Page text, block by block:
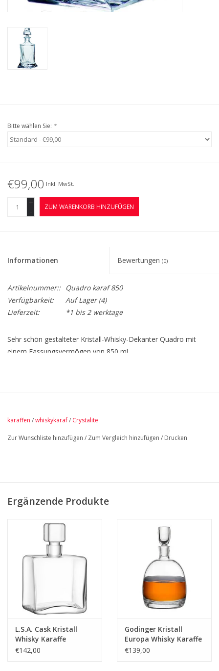
Bitte wählen Sie: *
€99,00 Inkl. MwSt.
+
-
ZUM WARENKORB HINZUFÜGEN
Informationen Bewertungen (0)
Artikelnummer::
Quadro karaf 850
Verfügbarkeit:
Auf Lager(4)
Lieferzeit:
*1 bis 2 werktage
Sehr schön gestalteter Kristall-Whisky-Dekanter Quadro mit
einem Fassungsvermögen von 850 ml.
Natürlich gibt es auch die passenden Quadro Whiskygläser
Auch als komplettes Set erhältlich: 1 Karaffe mit 2 Gläsern oder
karaffen /whiskykaraf/ Crystalite
Zur Wunschliste hinzufügen / Zum Vergleich hinzufügen / Drucken
Ergänzende Produkte
L.S.A. Cask Kristall
Whisky Karaffe
Quadrat 1 Liter
€142,00
Godinger Kristall
Europa Whisky Karaffe
– 1 Liter
€139,00